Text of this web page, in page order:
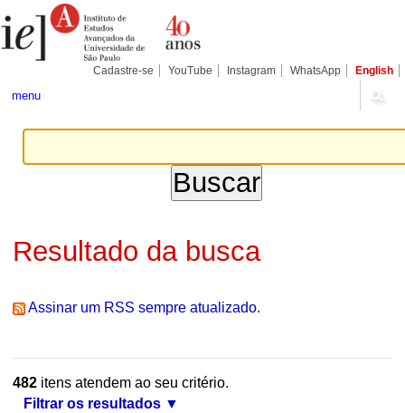
para
conteúdo.
Pessoais
Cadastre-se YouTube Instagram WhatsApp English
menu
Resultado da busca
Assinar um RSS sempre atualizado.
482itens atendem ao seu critério.
Filtrar os resultados